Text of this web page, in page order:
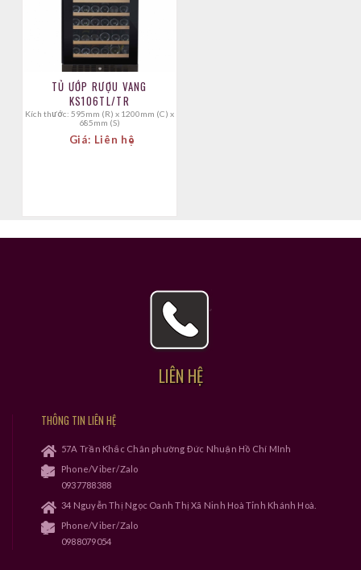
TỦ ƯỚP RƯỢU VANG
KS106TL/TR
Kích thước: 595mm (R) x 1200mm (C) x
685mm (S)
Giá: Liên hệ
LIÊN HỆ
THÔNG TIN LIÊN HỆ
57A Trần Khắc Chân phường Đức Nhuận Hồ Chí MInh
Phone/Viber/Zalo
0937788388
34 Nguyễn Thị Ngọc Oanh Thị Xã Ninh Hoà Tỉnh Khánh Hoà.
Phone/Viber/Zalo
0988079054